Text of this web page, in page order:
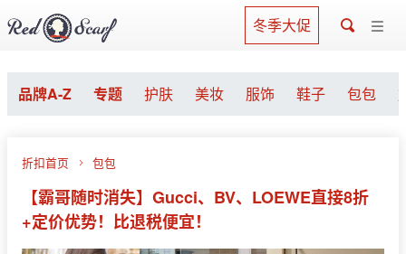
冬季大促
品牌A-Z 专题 护肤 美妆 服饰 鞋子 包包
折扣首页 包包
【霸哥随时消失】Gucci、BV、LOEWE直接8折
+定价优势！比退税便宜！